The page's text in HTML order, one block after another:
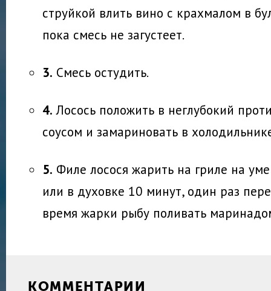
струйкой влить вино с крахмалом в
пока смесь не загустеет.
3. Смесь остудить.
4. Лосось положить в неглубокий
соусом и замариновать в
5. Филе лосося жарить на гриле на
или в духовке 10 минут, один раз
время жарки рыбу поливать
КОММЕНТАРИИ